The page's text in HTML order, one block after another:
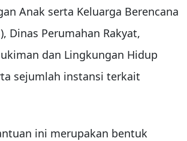
Anak serta Keluarga Berencana
Dinas Perumahan Rakyat,
dan Lingkungan Hidup
sejumlah instansi terkait
ini merupakan bentuk